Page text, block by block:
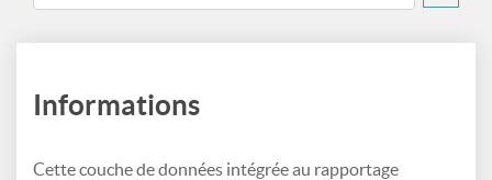
Informations
Cette couche de données intégrée au rapportage